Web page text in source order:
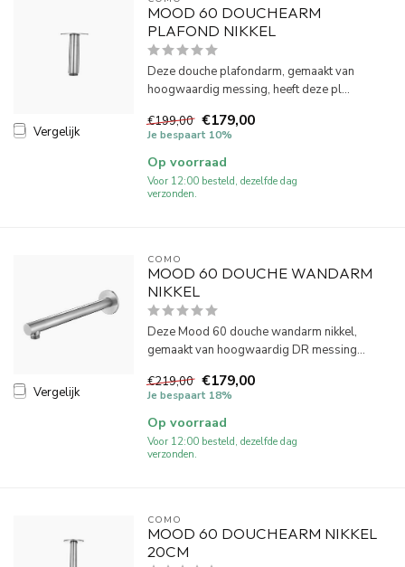
Vergelijk
MOOD 60 DOUCHEARM
PLAFOND NIKKEL
Deze douche plafondarm, gemaakt van
hoogwaardig messing, heeft deze pl...
€199,00 €179,00
Je bespaart 10%
Op voorraad
Voor 12:00 besteld, dezelfde dag
verzonden.
Vergelijk
COMO
MOOD 60 DOUCHE WANDARM
NIKKEL
Deze Mood 60 douche wandarm nikkel,
gemaakt van hoogwaardig DR messing...
€219,00 €179,00
Je bespaart 18%
Op voorraad
Voor 12:00 besteld, dezelfde dag
verzonden.
COMO
MOOD 60 DOUCHEARM NIKKEL
20CM